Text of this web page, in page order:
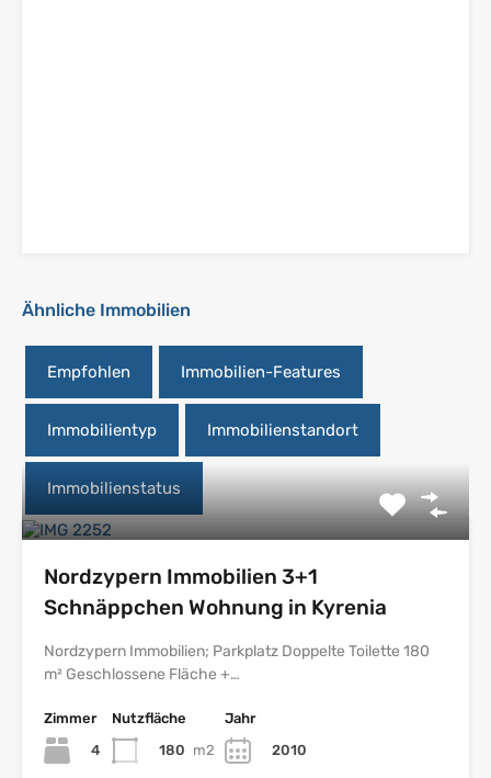
Ähnliche Immobilien
Empfohlen Immobilien-Features
Immobilientyp Immobilienstandort
Immobilienstatus
Nordzypern Immobilien 3+1
Schnäppchen Wohnung in Kyrenia
Nordzypern Immobilien; Parkplatz Doppelte Toilette 180
m² Geschlossene Fläche +…
Zimmer
4
Nutzfläche
180 m2
Jahr
2010